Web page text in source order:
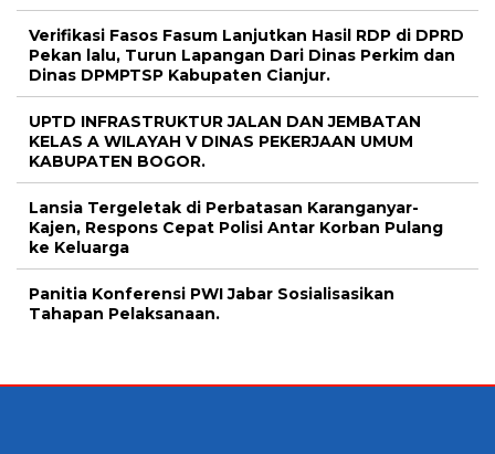
Verifikasi Fasos Fasum Lanjutkan Hasil RDP di DPRD
Pekan lalu, Turun Lapangan Dari Dinas Perkim dan
Dinas DPMPTSP Kabupaten Cianjur.
UPTD INFRASTRUKTUR JALAN DAN JEMBATAN
KELAS A WILAYAH V DINAS PEKERJAAN UMUM
KABUPATEN BOGOR.
Lansia Tergeletak di Perbatasan Karanganyar-
Kajen, Respons Cepat Polisi Antar Korban Pulang
ke Keluarga
Panitia Konferensi PWI Jabar Sosialisasikan
Tahapan Pelaksanaan.